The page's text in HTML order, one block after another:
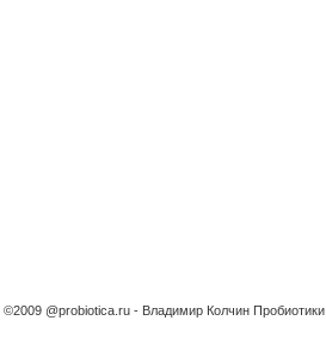
©2009 @probiotica.ru - Владимир Колчин Пробиотики